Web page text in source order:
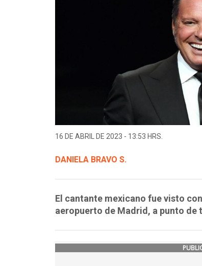
16 DE ABRIL DE 2023 - 13:53 HRS.
DANIELA BRAVO S.
El cantante mexicano fue visto
aeropuerto de Madrid, a punto de